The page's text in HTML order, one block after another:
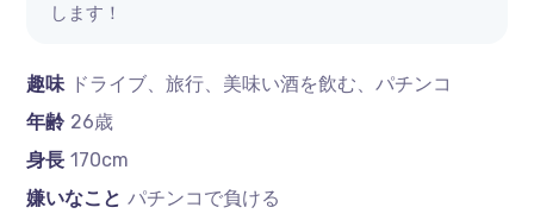
します！
趣味 ドライブ、旅行、美味い酒を飲む、パチンコ
年齢 26歳
身長 170cm
嫌いなこと パチンコで負ける